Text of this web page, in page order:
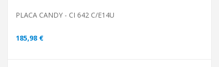
PLACA CANDY - CI 642 C/E14U
185,98 €